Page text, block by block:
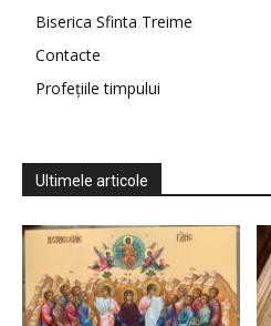
Biserica Sfinta Treime
Contacte
Profețiile timpului
Ultimele articole